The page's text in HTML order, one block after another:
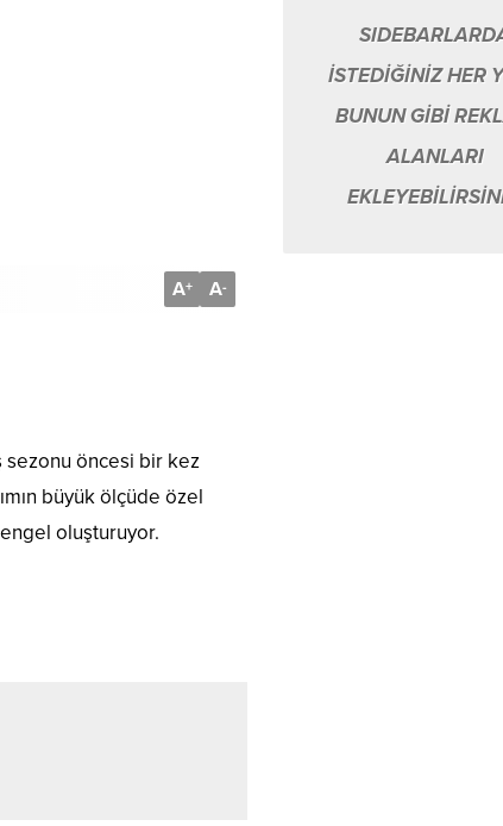
A+ A-
sezonu öncesi bir kez
büyük ölçüde özel
oluşturuyor.
İSTEDİĞİNİZ HER
BUNUN GİBİ
ALANLARI